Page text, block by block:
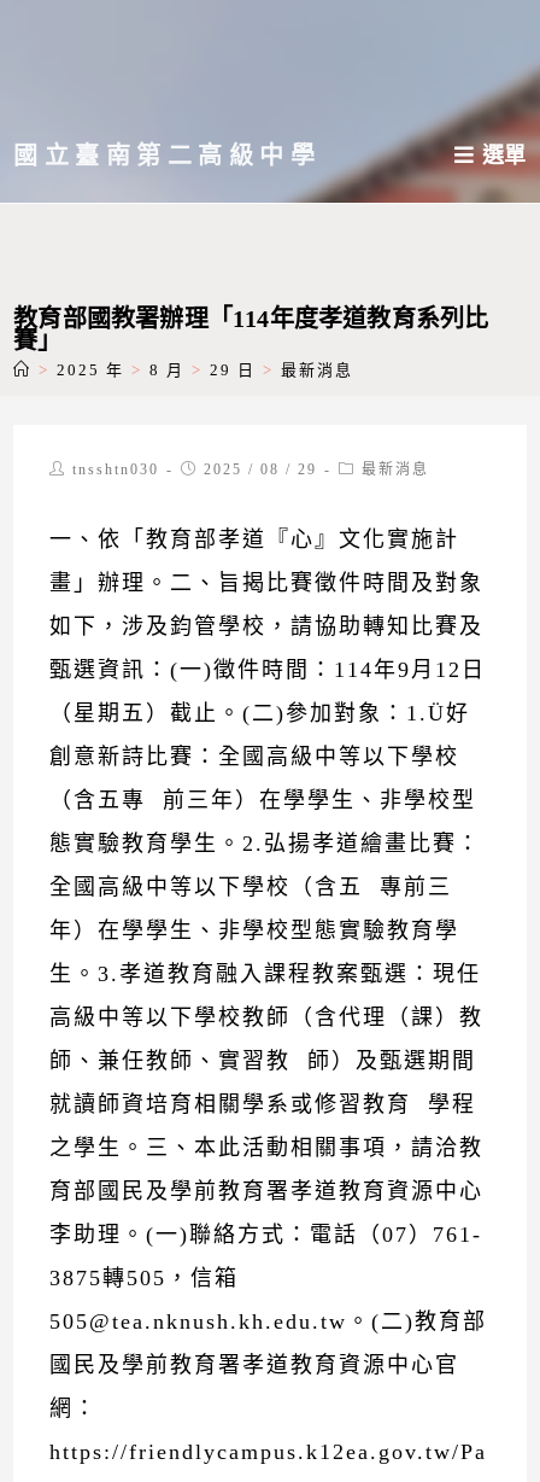
主國立臺南第二高級中學 選單
教育部國教署辦理「114年度孝道教育系列比
賽」
> 2025 年 > 8 月 > 29 日 > 最新消息
Posttnsshtn030
Post2025 / 08 / 29
Post最新消息
一、依「教育部孝道『心』文化實施計
畫」辦理。二、旨揭比賽徵件時間及對象
如下，涉及鈞管學校，請協助轉知比賽及
甄選資訊：(一)徵件時間：114年9月12日
（星期五）截止。(二)參加對象：1.Ü好
創意新詩比賽：全國高級中等以下學校
（含五專 前三年）在學學生、非學校型
態實驗教育學生。2.弘揚孝道繪畫比賽：
全國高級中等以下學校（含五 專前三
年）在學學生、非學校型態實驗教育學
生。3.孝道教育融入課程教案甄選：現任
高級中等以下學校教師（含代理（課）教
師、兼任教師、實習教 師）及甄選期間
就讀師資培育相關學系或修習教育 學程
之學生。三、本此活動相關事項，請洽教
育部國民及學前教育署孝道教育資源中心
李助理。(一)聯絡方式：電話（07）761-
3875轉505，信箱
505@tea.nknush.kh.edu.tw。(二)教育部
國民及學前教育署孝道教育資源中心官
網：
https://friendlycampus.k12ea.gov.tw/Pa